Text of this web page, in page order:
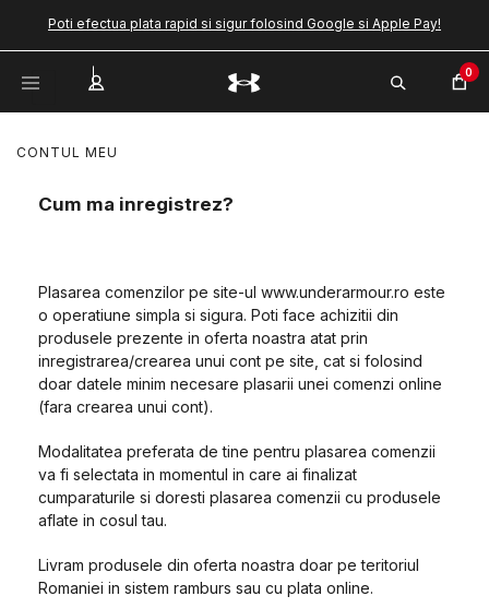
Poti efectua plata rapid si sigur folosind Google si Apple Pay!
0
CONTUL MEU
Cum ma inregistrez?
Plasarea comenzilor pe site-ul www.underarmour.ro este
o operatiune simpla si sigura. Poti face achizitii din
produsele prezente in oferta noastra atat prin
inregistrarea/crearea unui cont pe site, cat si folosind
doar datele minim necesare plasarii unei comenzi online
(fara crearea unui cont).
Modalitatea preferata de tine pentru plasarea comenzii
va fi selectata in momentul in care ai finalizat
cumparaturile si doresti plasarea comenzii cu produsele
aflate in cosul tau.
Livram produsele din oferta noastra doar pe teritoriul
Romaniei in sistem ramburs sau cu plata online.